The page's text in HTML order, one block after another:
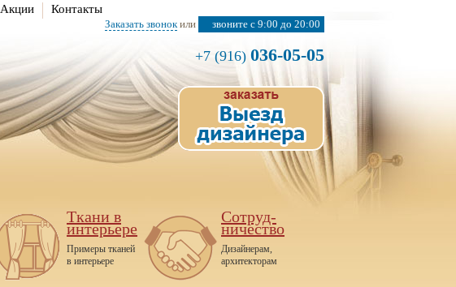
Акции Контакты
Заказать звонокили звоните с 9:00 до 20:00
+7 (916) 036-05-05
Ткани в
интерьере
Примеры тканей
в интерьере
Сотруд-
ничество
Дизайнерам,
архитекторам